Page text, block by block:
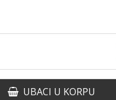
UBACI U KORPU